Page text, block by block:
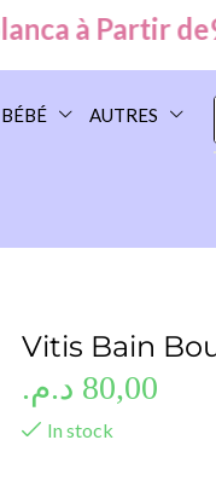
à Partir de99
BÉBÉ AUTRES
Vitis Bain
80,00 د.م.
In stock